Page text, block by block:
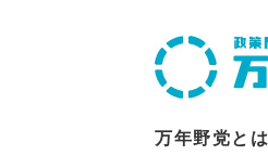
万年野党とは